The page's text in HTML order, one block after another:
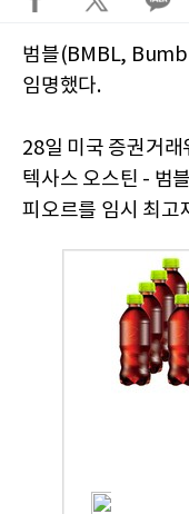
범블(BMBL,
임명했다.
28일 미국 증권거
텍사스 오스틴 - 범
피오르를 임시 최고